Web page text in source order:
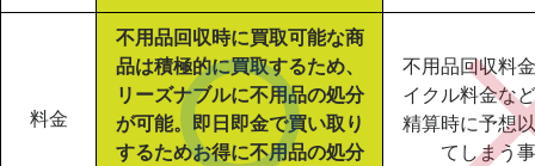
料金
不用品回収時に買取可能な商
品は積極的に買取するため、
リーズナブルに不用品の処分
が可能。即日即金で買い取り
するためお得に不用品の処分
不用品回収料
イクル料金な
精算時に予想
てしまう